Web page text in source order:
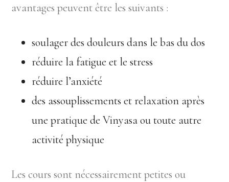
avantages peuvent être les suivants :
soulager des douleurs dans le bas du dos
réduire la fatigue et le stress
réduire l’anxiété
des assouplissements et relaxation après
une pratique de Vinyasa ou toute autre
activité physique
Les cours sont nécessairement petites ou